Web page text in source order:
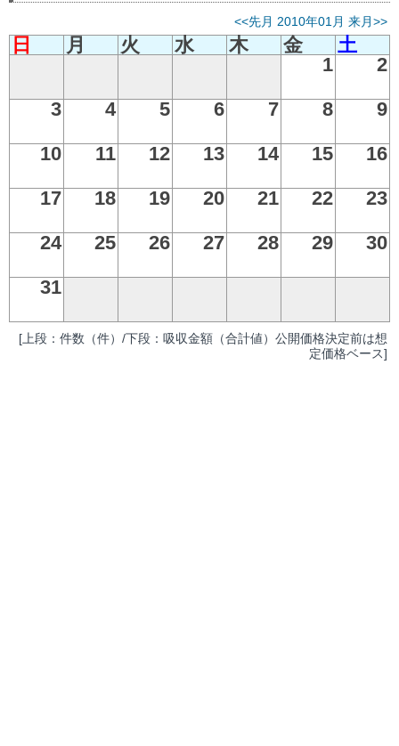
<<先月 2010年01月 来月>>
日 月 火 水 木 金
土
1
2
3
4 5 6 7 8
9
10
11 12 13 14 15
16
17
18 19 20 21 22
23
24
25 26 27 28 29
30
31
[上段：件数（件）/下段：吸収金額（合計値）公開価格決定前は想
定価格ベース]